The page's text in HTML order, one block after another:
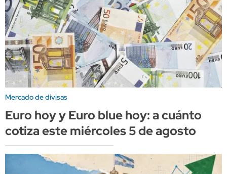
Mercado de divisas
Euro hoy y Euro blue hoy: a cuánto
cotiza este miércoles 5 de agosto